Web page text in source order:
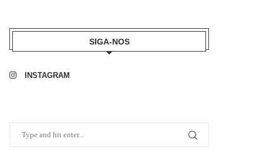
SIGA-NOS
INSTAGRAM